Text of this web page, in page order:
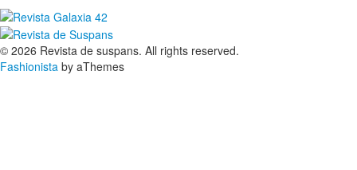
© 2026 Revista de suspans. All rights reserved.
Fashionista by aThemes